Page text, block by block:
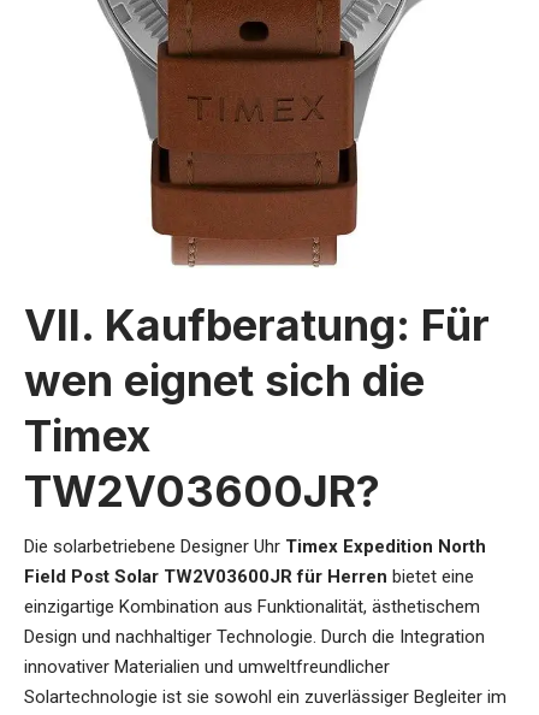
VII. Kaufberatung: Für
wen eignet sich die
Timex
TW2V03600JR?
Die solarbetriebene Designer Uhr Timex Expedition North
Field Post Solar TW2V03600JR für Herren bietet eine
einzigartige Kombination aus Funktionalität, ästhetischem
Design und nachhaltiger Technologie. Durch die Integration
innovativer Materialien und umweltfreundlicher
Solartechnologie ist sie sowohl ein zuverlässiger Begleiter im